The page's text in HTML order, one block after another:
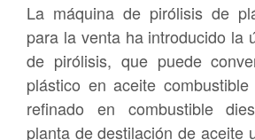
La máquina de pirólisis de
para la venta ha introducido la
de pirólisis, que puede
plástico en aceite
refinado en combustible
planta de destilación de aceite